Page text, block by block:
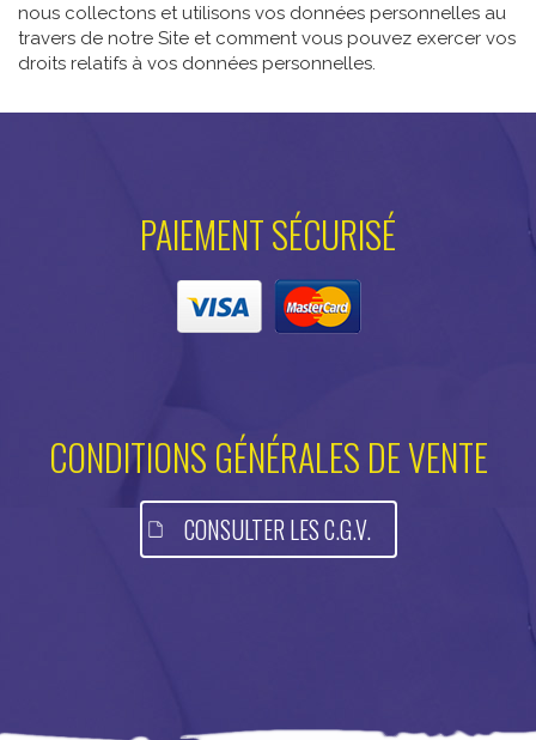
nous collectons et utilisons vos données personnelles au
travers de notre Site et comment vous pouvez exercer vos
droits relatifs à vos données personnelles.
PAIEMENT SÉCURISÉ
CONDITIONS GÉNÉRALES DE VENTE
CONSULTER LES C.G.V.